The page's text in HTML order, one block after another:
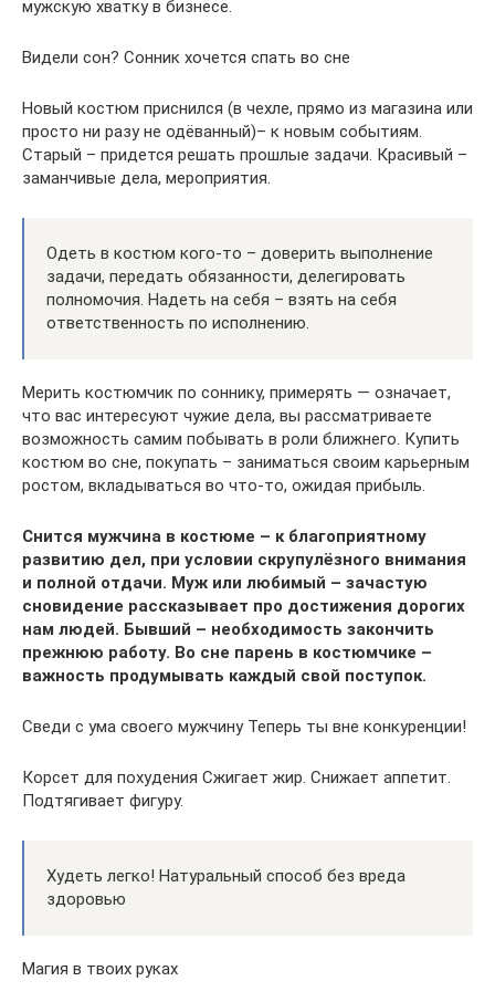
мужскую хватку в бизнесе.
Видели сон? Сонник хочется спать во сне
Новый костюм приснился (в чехле, прямо из магазина или
просто ни разу не одёванный)– к новым событиям.
Старый – придется решать прошлые задачи. Красивый –
заманчивые дела, мероприятия.
Одеть в костюм кого-то – доверить выполнение
задачи, передать обязанности, делегировать
полномочия. Надеть на себя – взять на себя
ответственность по исполнению.
Мерить костюмчик по соннику, примерять — означает,
что вас интересуют чужие дела, вы рассматриваете
возможность самим побывать в роли ближнего. Купить
костюм во сне, покупать – заниматься своим карьерным
ростом, вкладываться во что-то, ожидая прибыль.
Снится мужчина в костюме – к благоприятному
развитию дел, при условии скрупулёзного внимания
и полной отдачи. Муж или любимый – зачастую
сновидение рассказывает про достижения дорогих
нам людей. Бывший – необходимость закончить
прежнюю работу. Во сне парень в костюмчике –
важность продумывать каждый свой поступок.
Сведи с ума своего мужчину Теперь ты вне конкуренции!
Корсет для похудения Сжигает жир. Снижает аппетит.
Подтягивает фигуру.
Худеть легко! Натуральный способ без вреда
здоровью
Магия в твоих руках